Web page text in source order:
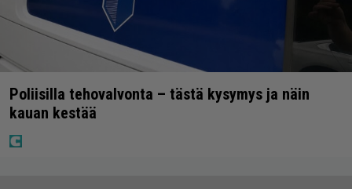
Poliisilla tehovalvonta – tästä kysymys ja näin
kauan kestää